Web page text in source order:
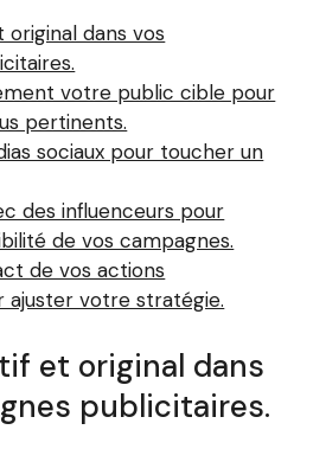
dans vos
votre public cible pour
pertinents.
sociaux pour toucher un
des influenceurs pour
de vos campagnes.
de vos actions
ajuster votre stratégie.
et original dans
publicitaires.